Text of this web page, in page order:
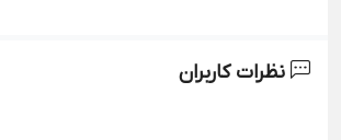
نظرات کاربران